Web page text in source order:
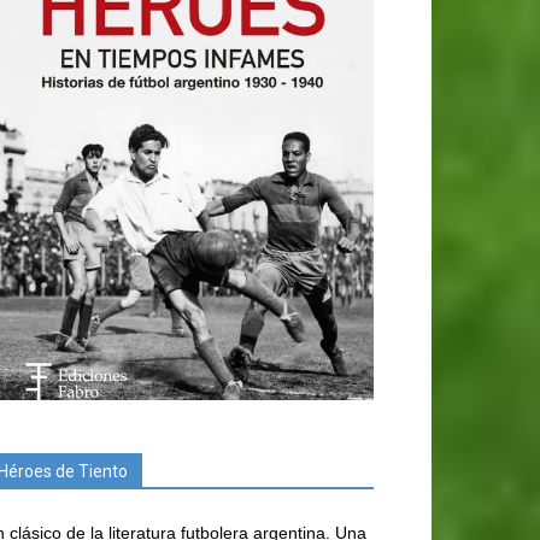
de Tiento
clásico de la literatura futbolera argentina. Una